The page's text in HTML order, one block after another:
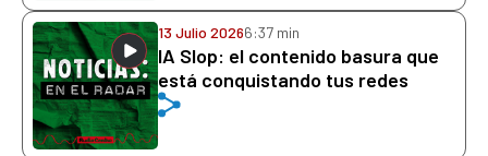
13 Julio 20266:37 min
IA Slop: el contenido basura que
está conquistando tus redes